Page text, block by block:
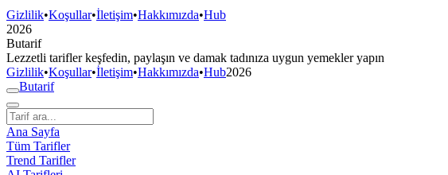
Gizlilik•Koşullar•İletişim•Hakkımızda•Hub
2026
Butarif
Lezzetli tarifler keşfedin, paylaşın ve damak tadınıza uygun yemekler yapın
Gizlilik•Koşullar•İletişim•Hakkımızda•Hub2026
Butarif
Ana Sayfa
Tüm Tarifler
Trend Tarifler